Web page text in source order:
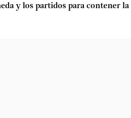
y los partidos para contener la